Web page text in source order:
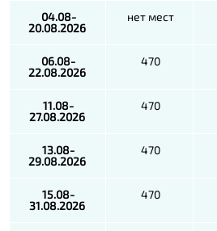
04.08-
20.08.2026
нет мест
06.08-
22.08.2026
470
11.08-
27.08.2026
470
13.08-
29.08.2026
470
15.08-
31.08.2026
470